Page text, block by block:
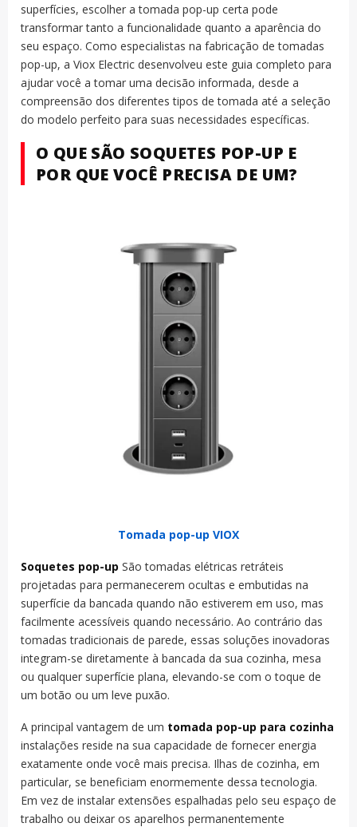
superfícies, escolher a tomada pop-up certa pode
transformar tanto a funcionalidade quanto a aparência do
seu espaço. Como especialistas na fabricação de tomadas
pop-up, a Viox Electric desenvolveu este guia completo para
ajudar você a tomar uma decisão informada, desde a
compreensão dos diferentes tipos de tomada até a seleção
do modelo perfeito para suas necessidades específicas.
O QUE SÃO SOQUETES POP-UP E
POR QUE VOCÊ PRECISA DE UM?
Tomada pop-up VIOX
Soquetes pop-up São tomadas elétricas retráteis
projetadas para permanecerem ocultas e embutidas na
superfície da bancada quando não estiverem em uso, mas
facilmente acessíveis quando necessário. Ao contrário das
tomadas tradicionais de parede, essas soluções inovadoras
integram-se diretamente à bancada da sua cozinha, mesa
ou qualquer superfície plana, elevando-se com o toque de
um botão ou um leve puxão.
A principal vantagem de um tomada pop-up para cozinha
instalações reside na sua capacidade de fornecer energia
exatamente onde você mais precisa. Ilhas de cozinha, em
particular, se beneficiam enormemente dessa tecnologia.
Em vez de instalar extensões espalhadas pelo seu espaço de
trabalho ou deixar os aparelhos permanentemente